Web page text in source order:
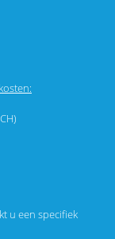
u een specifiek